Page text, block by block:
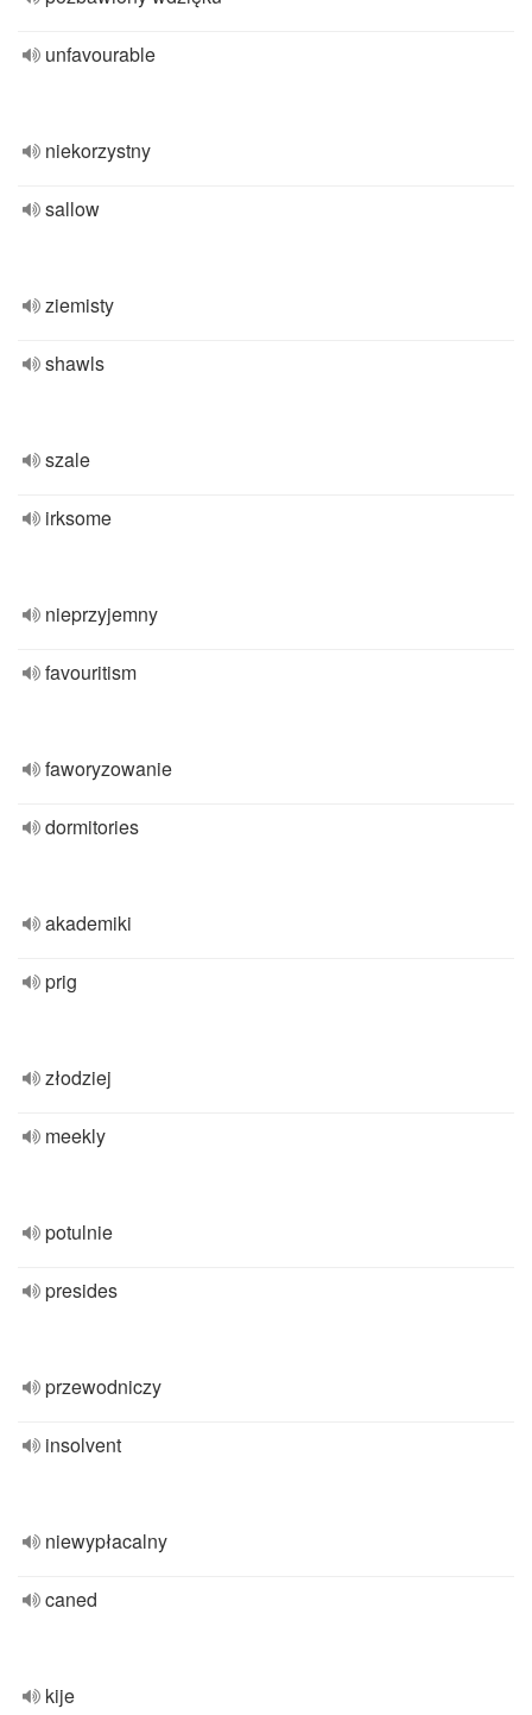
unfavourable
niekorzystny
sallow
ziemisty
shawls
szale
irksome
nieprzyjemny
favouritism
faworyzowanie
dormitories
akademiki
prig
złodziej
meekly
potulnie
presides
przewodniczy
insolvent
niewypłacalny
caned
kije